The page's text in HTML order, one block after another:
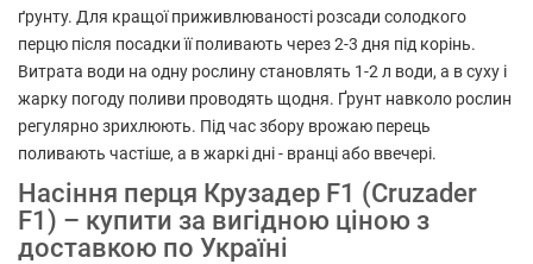
ґрунту. Для кращої приживлюваності розсади солодкого
перцю після посадки її поливають через 2-3 дня під корінь.
Витрата води на одну рослину становлять 1-2 л води, а в суху і
жарку погоду поливи проводять щодня. Ґрунт навколо рослин
регулярно зрихлюють. Під час збору врожаю перець
поливають частіше, а в жаркі дні - вранці або ввечері.
Насіння перця Крузадер F1 (Cruzader
F1) – купити за вигідною ціною з
доставкою по Україні